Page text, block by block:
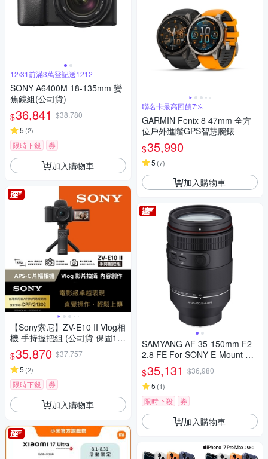
12/31前滿3萬登記送1212
SONY A6400M 18-135mm 變
焦鏡組(公司貨)
$36,841 $38,780
5 (2)
限時下殺 券
加入購物車
【Sony索尼】ZV-E10 II Vlog相
機 手持握把組 (公司貨 保固18
+6個月)
$35,870 $37,757
5 (2)
限時下殺 券
加入購物車
聯名卡最高回饋7%
GARMIN Fenix 8 47mm 全方
位戶外進階GPS智慧腕錶
$35,990
5 (7)
加入購物車
SAMYANG AF 35-150mm F2-
2.8 FE For SONY E-Mount 自
動對焦鏡頭 公司貨
$35,131 $36,980
5 (1)
限時下殺 券
加入購物車